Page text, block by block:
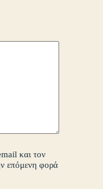
και τον
επόμενη φορά